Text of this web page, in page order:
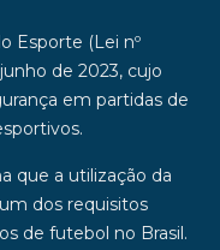
Esporte (Lei nº
de 2023, cujo
em partidas de
que a utilização da
dos requisitos
de futebol no Brasil.